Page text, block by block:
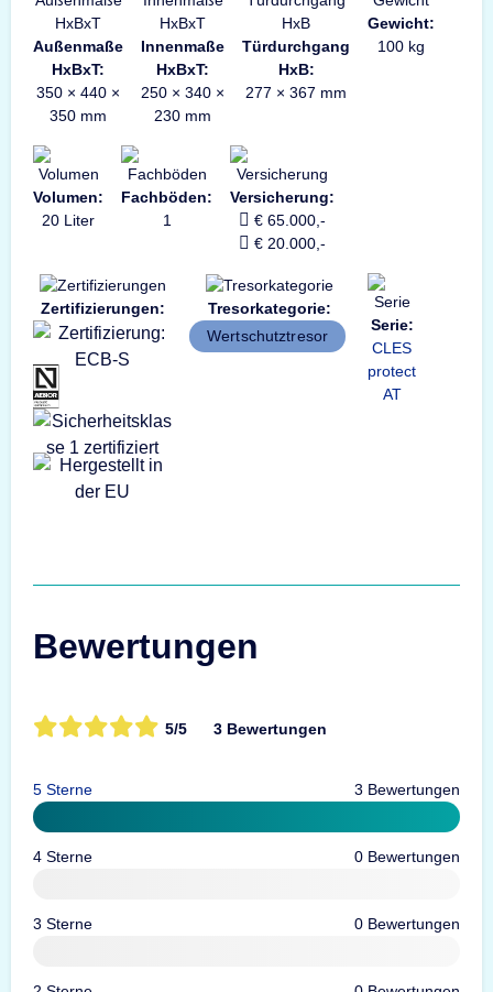
Außenmaße
HxBxT:
350 × 440 ×
350 mm
Innenmaße
HxBxT:
250 × 340 ×
230 mm
Türdurchgang
HxB:
277 × 367 mm
Gewicht:
100 kg
Volumen:
20 Liter
Fachböden:
1
Versicherung:
€ 65.000,-
€ 20.000,-
Zertifizierungen:
Tresorkategorie:
Wertschutztresor
Serie:
CLES
protect
AT
Bewertungen
5/5 3 Bewertungen
5 Sterne 3 Bewertungen
4 Sterne 0 Bewertungen
3 Sterne 0 Bewertungen